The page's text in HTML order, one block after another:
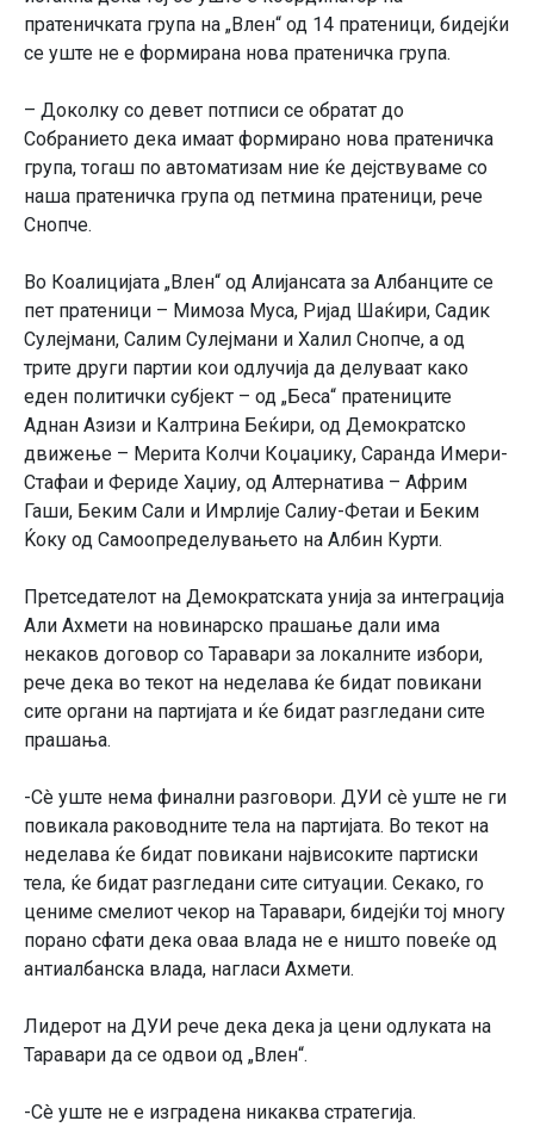
пратеничката група на „Влен“ од 14 пратеници, бидејќи
се уште не е формирана нова пратеничка група.
– Доколку со девет потписи се обратат до
Собранието дека имаат формирано нова пратеничка
група, тогаш по автоматизам ние ќе дејствуваме со
наша пратеничка група од петмина пратеници, рече
Снопче.
Во Коалицијата „Влен“ од Алијансата за Албанците се
пет пратеници – Мимоза Муса, Ријад Шаќири, Садик
Сулејмани, Салим Сулејмани и Халил Снопче, а од
трите други партии кои одлучија да делуваат како
еден политички субјект – од „Беса“ пратениците
Аднан Азизи и Калтрина Беќири, од Демократско
движење – Мерита Колчи Коџаџику, Саранда Имери-
Стафаи и Фериде Хаџиу, од Алтернатива – Африм
Гаши, Беким Сали и Имрлије Салиу-Фетаи и Беким
Ќоку од Самоопределувањето на Албин Курти.
Претседателот на Демократската унија за интеграција
Али Ахмети на новинарско прашање дали има
некаков договор со Таравари за локалните избори,
рече дека во текот на неделава ќе бидат повикани
сите органи на партијата и ќе бидат разгледани сите
прашања.
-Сè уште нема финални разговори. ДУИ сè уште не ги
повикала раководните тела на партијата. Во текот на
неделава ќе бидат повикани највисоките партиски
тела, ќе бидат разгледани сите ситуации. Секако, го
цениме смелиот чекор на Таравари, бидејќи тој многу
порано сфати дека оваа влада не е ништо повеќе од
антиалбанска влада, нагласи Ахмети.
Лидерот на ДУИ рече дека дека ја цени одлуката на
Таравари да се одвои од „Влен“.
-Сè уште не е изградена никаква стратегија.